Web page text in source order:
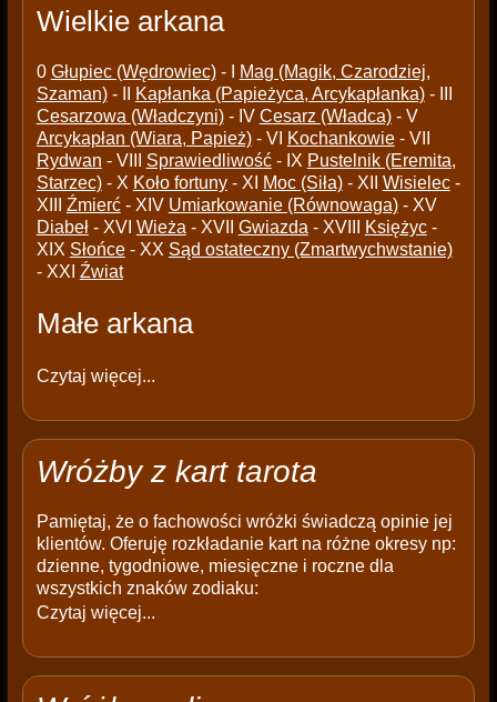
Wielkie arkana
0 Głupiec (Wędrowiec)- I
Mag (Magik, Czarodziej,
Szaman)- II Kapłanka (Papieżyca, Arcykapłanka)- III
Cesarzowa (Władczyni)- IV Cesarz (Władca)- V
Arcykapłan (Wiara, Papież)- VI Kochankowie- VII
Rydwan - VIII Sprawiedliwość- IX Pustelnik (Eremita,
Starzec)- X Koło fortuny- XI Moc (Siła)- XII Wisielec-
XIII Źmierć- XIV Umiarkowanie (Równowaga)- XV
Diabeł- XVI Wieża - XVII Gwiazda - XVIII Księżyc-
XIX Słońce- XX Sąd ostateczny (Zmartwychwstanie)
- XXI Źwiat
Małe arkana
Czytaj więcej...
Wróżby z kart tarota
Pamiętaj, że o fachowości wróżki świadczą opinie jej
klientów. Oferuję rozkładanie kart na różne okresy np:
dzienne, tygodniowe, miesięczne i roczne dla
wszystkich znaków zodiaku:
Czytaj więcej...